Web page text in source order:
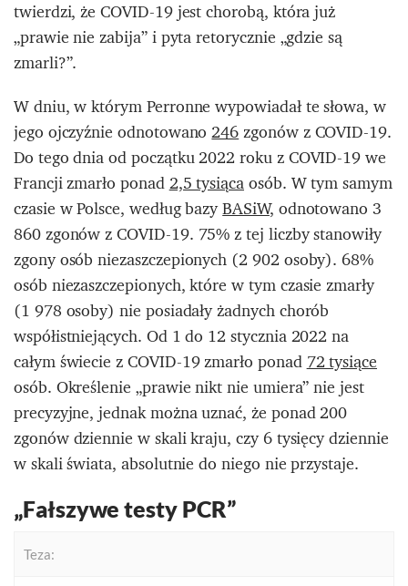
twierdzi, że COVID-19 jest chorobą, która już
„prawie nie zabija” i pyta retorycznie „gdzie są
zmarli?”.
W dniu, w którym Perronne wypowiadał te słowa, w
jego ojczyźnie odnotowano246zgonów z COVID-19.
Do tego dnia od początku 2022 roku z COVID-19 we
Francji zmarło ponad2,5 tysiącaosób. W tym samym
czasie w Polsce, według bazyBASiW, odnotowano 3
860 zgonów z COVID-19. 75% z tej liczby stanowiły
zgony osób niezaszczepionych (2 902 osoby). 68%
osób niezaszczepionych, które w tym czasie zmarły
(1 978 osoby) nie posiadały żadnych chorób
współistniejących. Od 1 do 12 stycznia 2022 na
całym świecie z COVID-19 zmarło ponad72 tysiące
osób. Określenie „prawie nikt nie umiera” nie jest
precyzyjne, jednak można uznać, że ponad 200
zgonów dziennie w skali kraju, czy 6 tysięcy dziennie
w skali świata, absolutnie do niego nie przystaje.
„Fałszywe testy PCR”
Teza: